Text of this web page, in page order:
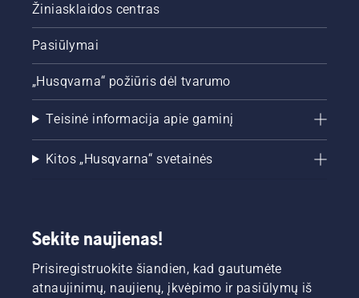
Žiniasklaidos centras
Pasiūlymai
„Husqvarna“ požiūris dėl tvarumo
Teisinė informacija apie gaminį
Kitos „Husqvarna“ svetainės
Sekite naujienas!
Prisiregistruokite šiandien, kad gautumėte
atnaujinimų, naujienų, įkvėpimo ir pasiūlymų iš